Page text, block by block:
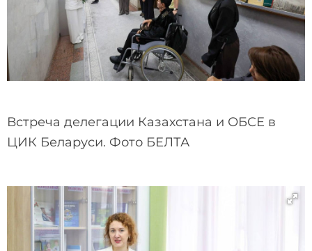
Встреча делегации Казахстана и ОБСЕ в
ЦИК Беларуси. Фото БЕЛТА